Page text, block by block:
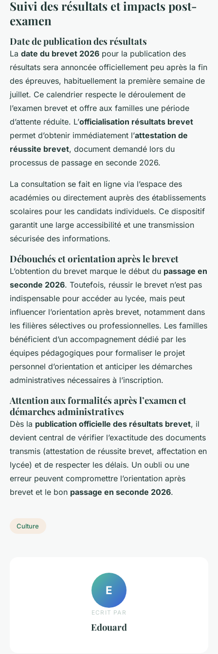
Suivi des résultats et impacts post-
examen
Date de publication des résultats
La date du brevet 2026 pour la publication des
résultats sera annoncée officiellement peu après la fin
des épreuves, habituellement la première semaine de
juillet. Ce calendrier respecte le déroulement de
l’examen brevet et offre aux familles une période
d’attente réduite. L’officialisation résultats brevet
permet d’obtenir immédiatement l’attestation de
réussite brevet, document demandé lors du
processus de passage en seconde 2026.
La consultation se fait en ligne via l’espace des
académies ou directement auprès des établissements
scolaires pour les candidats individuels. Ce dispositif
garantit une large accessibilité et une transmission
sécurisée des informations.
Débouchés et orientation après le brevet
L’obtention du brevet marque le début du passage en
seconde 2026. Toutefois, réussir le brevet n’est pas
indispensable pour accéder au lycée, mais peut
influencer l’orientation après brevet, notamment dans
les filières sélectives ou professionnelles. Les familles
bénéficient d’un accompagnement dédié par les
équipes pédagogiques pour formaliser le projet
personnel d’orientation et anticiper les démarches
administratives nécessaires à l’inscription.
Attention aux formalités après l’examen et
démarches administratives
Dès la publication officielle des résultats brevet, il
devient central de vérifier l’exactitude des documents
transmis (attestation de réussite brevet, affectation en
lycée) et de respecter les délais. Un oubli ou une
erreur peuvent compromettre l’orientation après
brevet et le bon passage en seconde 2026.
Culture
E
ECRIT PAR
Edouard